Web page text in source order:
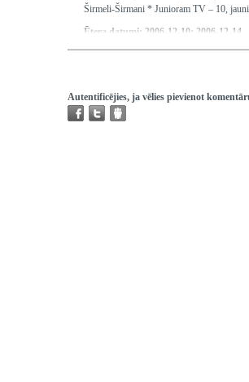
Širmeli-Širmani * Junioram TV – 10,
Ētera datumi: 2006-12-10; 2006-12-14
Hronometrāža:0:26:14
Lepers Rihards, Paulauska
Producents: Grūzīte Irēne
Atskaņojams:
tikai bibliotēkās
Trešo pušu autortiesības:
Autentificējies, ja vēlies pievienot